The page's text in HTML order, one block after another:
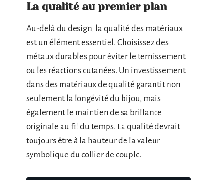
La qualité au premier plan
Au-delà du design, la qualité des matériaux
est un élément essentiel. Choisissez des
métaux durables pour éviter le ternissement
ou les réactions cutanées. Un investissement
dans des matériaux de qualité garantit non
seulement la longévité du bijou, mais
également le maintien de sa brillance
originale au fil du temps. La qualité devrait
toujours être à la hauteur de la valeur
symbolique du collier de couple.